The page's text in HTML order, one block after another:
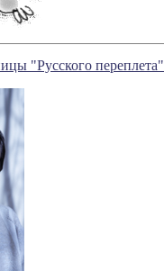
"Русского переплета"